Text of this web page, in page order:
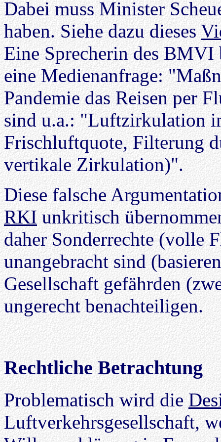
Dabei muss Minister
haben. Siehe dazu dieses
Eine Sprecherin des BMVI
eine Medienanfrage:
Pandemie das Reisen per
sind u.a.: "Luftzirkulation
Frischluftquote, Filterung
vertikale Zirkulation)".
Diese falsche
RKIunkritisch
daher Sonderrechte (volle
unangebracht sind
Gesellschaft gefährden
ungerecht benachteiligen.
Rechtliche Betrachtung
Problematisch wird die
Luftverkehrsgesellschaft,